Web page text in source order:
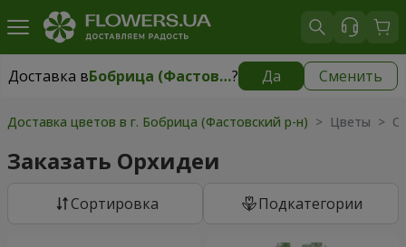
Доставка в Бобрица (Фастовский р-н)? Да Сменить
Доставка вБобрица (Фастовский р-н) бесплатно
Доставка цветов в г. Бобрица (Фастовский р-н) > Цветы >
Заказать Орхидеи
Cортировка Подкатегории